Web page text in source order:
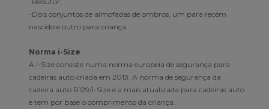
-Dois conjuntos de almofadas de ombros, um para recém
nascido e outro para criança.
Norma i-Size
A i-Size consiste numa norma europeia de segurança para
cadeiras auto criada em 2013. A norma de segurança da
cadeira auto R129/i-Size é a mais atualizada para cadeiras auto
e tem por base o comprimento da criança.